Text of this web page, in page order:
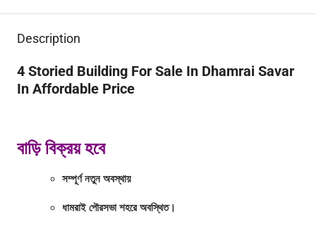
Description
4 Storied Building For Sale In Dhamrai Savar
In Affordable Price
বাড়ি বিক্রয় হবে
সম্পূর্ণ নতুন অবস্থায়
ধামরাই পৌরসভা শহরে অবস্থিত।